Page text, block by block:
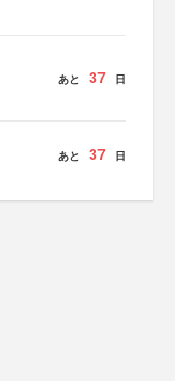
あと 37 日
あと 37 日